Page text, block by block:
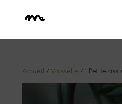
Accueil / Vaisselle / 1 Petite